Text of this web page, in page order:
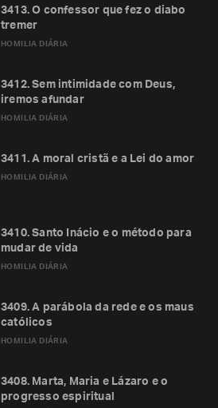
HOMILIA DIÁRIA
3413. O confessor que fez o diabo
tremer
HOMILIA DIÁRIA
3412. Sem intimidade com Deus,
iremos afundar
HOMILIA DIÁRIA
3411. A moral cristã e a Lei do amor
HOMILIA DIÁRIA
3410. Santo Inácio e o método para
mudar de vida
HOMILIA DIÁRIA
3409. A parábola da rede e os maus
católicos
3408. Marta, Maria e Lázaro e o
progresso espiritual